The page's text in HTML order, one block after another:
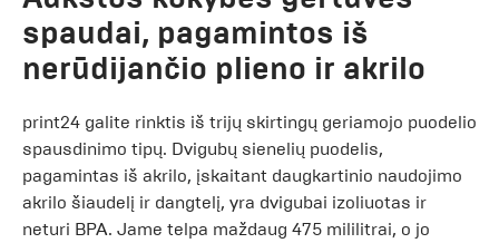
spaudai, pagamintos iš
nerūdijančio plieno ir akrilo
print24 galite rinktis iš trijų skirtingų geriamojo puodelio
spausdinimo tipų. Dvigubų sienelių puodelis,
pagamintas iš akrilo, įskaitant daugkartinio naudojimo
akrilo šiaudelį ir dangtelį, yra dvigubai izoliuotas ir
neturi BPA. Jame telpa maždaug 475 mililitrai, o jo